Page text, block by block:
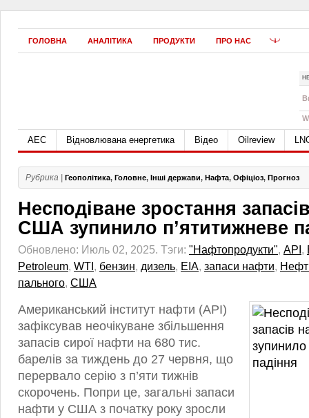
ГОЛОВНА АНАЛІТИКА ПРОДУКТИ ПРО НАС
АЕС Відновлювана енергетика Відео Oilreview
Рубрика | Геополітика, Головне, Інші держави, Нафта, Офіціоз, Прогноз
Несподіване зростання
США зупинило п’ятитижневе
Обновлено: Июль 02, 2025. Тэги: "Нафтопродукти", API,
Petroleum, WTI, бензин, дизель, ЕІА, запаси нафти,
пального, США
Американський інститут нафти (API)
зафіксував неочікуване збільшення
запасів сирої нафти на 680 тис.
барелів за тиждень до 27 червня, що
перервало серію з п’яти тижнів
скорочень. Попри це, загальні запаси
нафти у США з початку року зросли